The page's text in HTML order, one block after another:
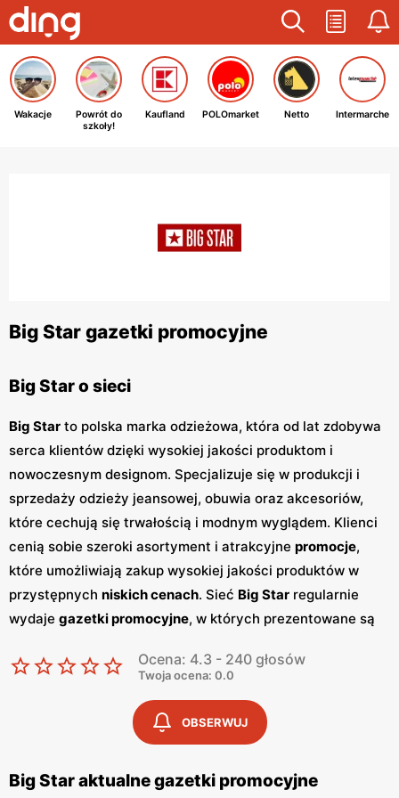
Wakacje
Powrót do
szkoły!
Kaufland POLOmarket Netto Intermarche
Big Star gazetki promocyjne
Big Star o sieci
Big Star to polska marka odzieżowa, która od lat zdobywa
serca klientów dzięki wysokiej jakości produktom i
nowoczesnym designom. Specjalizuje się w produkcji i
sprzedaży odzieży jeansowej, obuwia oraz akcesoriów,
które cechują się trwałością i modnym wyglądem. Klienci
cenią sobie szeroki asortyment i atrakcyjne promocje,
które umożliwiają zakup wysokiej jakości produktów w
przystępnych niskich cenach. Sieć Big Star regularnie
wydaje gazetki promocyjne, w których prezentowane są
Gazetkite są dostępne w sklepach stacjonarnych oraz
i korzystać z wyjątkowych okazji zakupowych.
Publikacje te pojawiają się zazwyczaj co miesiąc,
rabatach. ProduktyBig Starsą znane z wysokiej jakości
Ocena: 4.3 - 240 głosów
Twoja ocena: 0.0
OBSERWUJ
Big Star aktualne gazetki promocyjne